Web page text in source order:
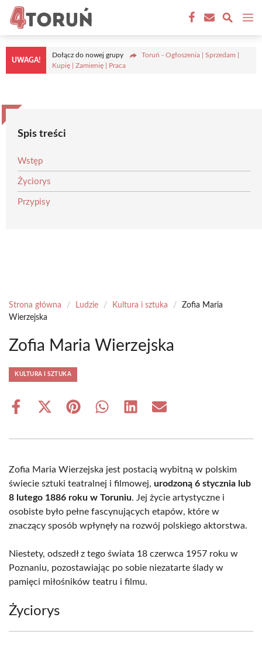
Przejdź
treści
UWAGA!
Dołącz do nowej grupy
Toruń - Ogłoszenia | Sprzedam |
Kupię | Zamienię | Praca
Spis treści
Wstęp
Życiorys
Przypisy
Strona główna / Ludzie / Kultura i sztuka /
Zofia Maria
Wierzejska
Zofia Maria Wierzejska
KULTURA I SZTUKA
Share
Share
(Twitter)
Share Share Share Share
Zofia Maria Wierzejska jest postacią wybitną w polskim
świecie sztuki teatralnej i filmowej, urodzoną 6 stycznia lub
8 lutego 1886 roku w Toruniu. Jej życie artystyczne i
osobiste było pełne fascynujących etapów, które w
znaczący sposób wpłynęły na rozwój polskiego aktorstwa.
Niestety, odszedł z tego świata 18 czerwca 1957 roku w
Poznaniu, pozostawiając po sobie niezatarte ślady w
pamięci miłośników teatru i filmu.
Życiorys